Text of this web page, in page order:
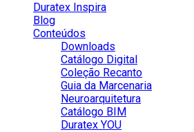
Duratex Inspira
Blog
Conteúdos
Downloads
Catálogo Digital
Coleção Recanto
Guia da Marcenaria
Neuroarquitetura
Catálogo BIM
Duratex YOU